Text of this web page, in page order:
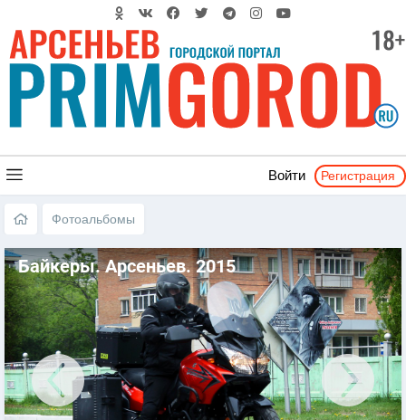
Войти Регистрация
Фотоальбомы
Байкеры. Арсеньев. 2015